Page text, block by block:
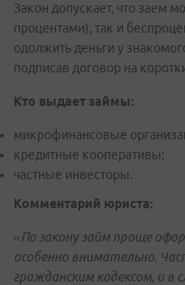
Закон допускает, что заем
процентами), так и
одолжить деньги у
подписав договор на
Кто выдает займы:
микрофинансовые
кредитные кооперативы;
частные инвесторы.
Комментарий юриста:
«По закону займ проще
особенно внимательно.
гражданским кодексом, и в